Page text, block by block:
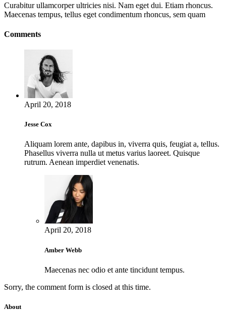
Curabitur ullamcorper ultricies nisi. Nam eget dui. Etiam rhoncus.
Maecenas tempus, tellus eget condimentum rhoncus, sem quam
Comments
April 20, 2018
Jesse Cox
Aliquam lorem ante, dapibus in, viverra quis, feugiat a, tellus.
Phasellus viverra nulla ut metus varius laoreet. Quisque
rutrum. Aenean imperdiet venenatis.
April 20, 2018
Amber Webb
Maecenas nec odio et ante tincidunt tempus.
Sorry, the comment form is closed at this time.
About